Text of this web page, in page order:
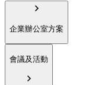
企業辦公室方案
會議及活動